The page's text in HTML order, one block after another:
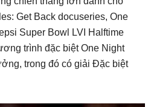
Get Back docuseries, One
Super Bowl LVI Halftime
trình đặc biệt One Night
trong đó có giải Đặc biệt